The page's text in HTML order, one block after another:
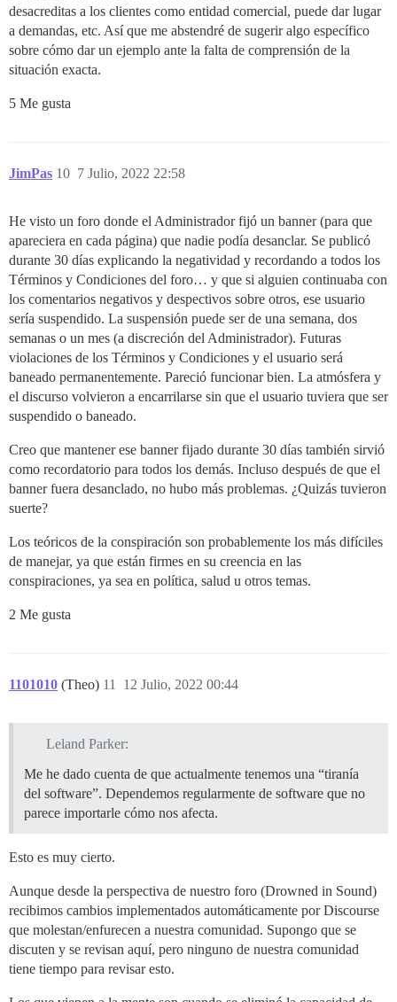
desacreditas a los clientes como entidad comercial, puede dar lugar
a demandas, etc. Así que me abstendré de sugerir algo específico
sobre cómo dar un ejemplo ante la falta de comprensión de la
situación exacta.
5 Me gusta
JimPas 7 Julio, 2022 22:58
10
He visto un foro donde el Administrador fijó un banner (para que
apareciera en cada página) que nadie podía desanclar. Se publicó
durante 30 días explicando la negatividad y recordando a todos los
Términos y Condiciones del foro… y que si alguien continuaba con
los comentarios negativos y despectivos sobre otros, ese usuario
sería suspendido. La suspensión puede ser de una semana, dos
semanas o un mes (a discreción del Administrador). Futuras
violaciones de los Términos y Condiciones y el usuario será
baneado permanentemente. Pareció funcionar bien. La atmósfera y
el discurso volvieron a encarrilarse sin que el usuario tuviera que ser
suspendido o baneado.
Creo que mantener ese banner fijado durante 30 días también sirvió
como recordatorio para todos los demás. Incluso después de que el
banner fuera desanclado, no hubo más problemas. ¿Quizás tuvieron
suerte?
Los teóricos de la conspiración son probablemente los más difíciles
de manejar, ya que están firmes en su creencia en las
conspiraciones, ya sea en política, salud u otros temas.
2 Me gusta
1101010 (Theo) 12 Julio, 2022 00:44
11
Leland Parker:
Me he dado cuenta de que actualmente tenemos una “tiranía
del software”. Dependemos regularmente de software que no
parece importarle cómo nos afecta.
Esto es muy cierto.
Aunque desde la perspectiva de nuestro foro (Drowned in Sound)
recibimos cambios implementados automáticamente por Discourse
que molestan/enfurecen a nuestra comunidad. Supongo que se
discuten y se revisan aquí, pero ninguno de nuestra comunidad
tiene tiempo para revisar esto.